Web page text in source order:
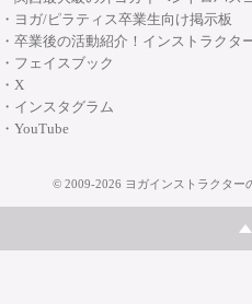
・ヨガ/ピラティス卒業生向け掲示板
・卒業後の活動紹介！インストラクタ
・フェイスブック
・X
・インスタグラム
・YouTube
© 2009-2026 ヨガインストラクター